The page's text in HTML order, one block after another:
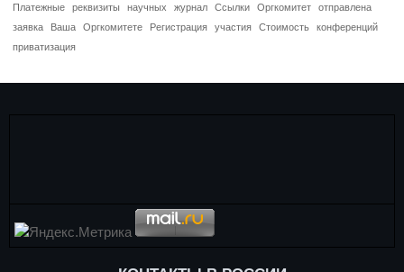
Платежные
реквизиты научных журнал Ссылки Оргкомитет
отправлена
заявка
Ваша Оргкомитете Регистрация участия Стоимость
конференций
приватизация